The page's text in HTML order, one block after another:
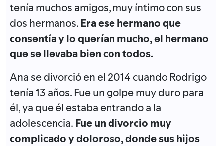
tenía muchos amigos, muy íntimo con sus
dos hermanos.Era ese hermano que
consentía y lo querían mucho, el hermano
que se llevaba bien con todos.
Ana se divorció en el 2014 cuando Rodrigo
tenía 13 años. Fue un golpe muy duro para
él, ya que él estaba entrando a la
adolescencia. Fue un divorcio muy
complicado y doloroso, donde sus hijos